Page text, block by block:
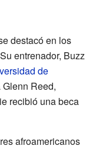
destacó en los
entrenador, Buzz
de
Glenn Reed,
recibió una beca
afroamericanos